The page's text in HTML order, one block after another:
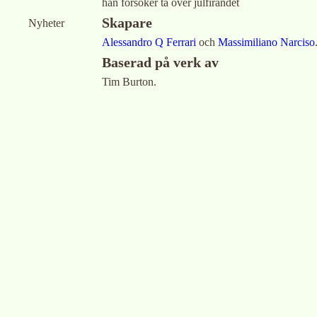
Nyheter
han försöker ta över julfirandet
Skapare
Alessandro Q Ferrari och Massimiliano Narciso.
Baserad på verk av
Tim Burton.